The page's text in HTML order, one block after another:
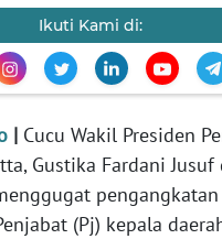
Ikuti Kami di:
| Cucu Wakil Presiden
Gustika Fardani Jusuf
(Pj) kepala